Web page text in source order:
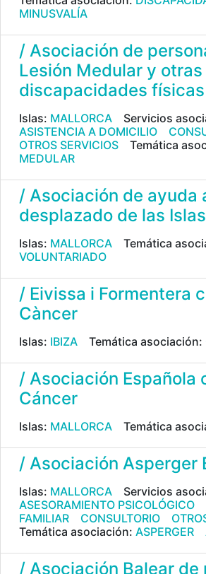
MINUSVALÍA
/ Asociación de
Lesión Medular y otras
discapacidades físicas
Islas: MALLORCA
Servicios
ASISTENCIA A DOMICILIO
OTROS SERVICIOS
Temática
MEDULAR
/ Asociación de ayuda
desplazado de las
Islas: MALLORCA
Temática
VOLUNTARIADO
/ Eivissa i Formentera
Càncer
Islas: IBIZA Temática asociación:
/ Asociación Española
Cáncer
Islas: MALLORCA Temática
/ Asociación Asperger
Islas: MALLORCA
Servicios
ASESORAMIENTO PSICOLÓGICO
FAMILIAR
CONSULTORIO
Temática asociación: ASPERGER
/ Asociación Balear de